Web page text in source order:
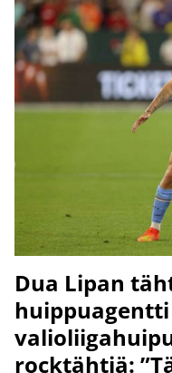
Dua Lipan
rocktähtiä: